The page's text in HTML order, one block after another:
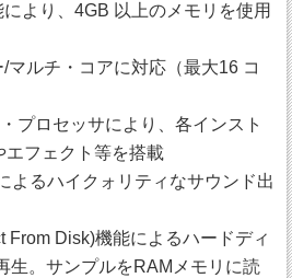
より、4GB 以上のメモリを使用
マルチ・コアに対応（最大16 コ
プロセッサにより、各インスト
エフェクト等を搭載
よるハイクォリティなサウンド出
From Disk)機能によるハードディ
生。サンプルをRAMメモリに読